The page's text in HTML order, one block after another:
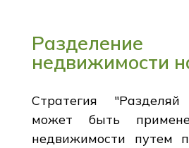
Разделение
недвижимости
Стратегия
может быть
недвижимости путем